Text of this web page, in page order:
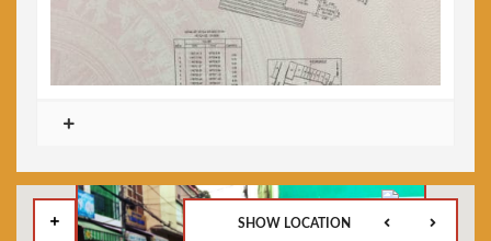
SHOW LOCATION